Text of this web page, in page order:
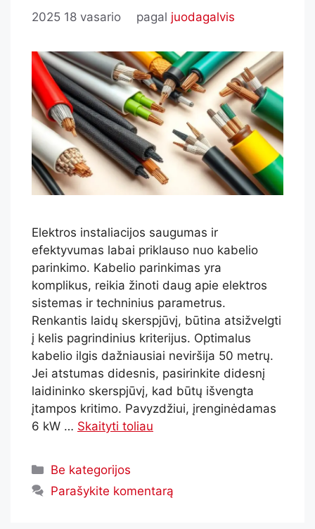
2025 18 vasario pagal juodagalvis
Elektros instaliacijos saugumas ir
efektyvumas labai priklauso nuo kabelio
parinkimo. Kabelio parinkimas yra
komplikus, reikia žinoti daug apie elektros
sistemas ir techninius parametrus.
Renkantis laidų skerspjūvį, būtina atsižvelgti
į kelis pagrindinius kriterijus. Optimalus
kabelio ilgis dažniausiai neviršija 50 metrų.
Jei atstumas didesnis, pasirinkite didesnį
laidininko skerspjūvį, kad būtų išvengta
įtampos kritimo. Pavyzdžiui, įrenginėdamas
6 kW … Skaityti toliau
Be kategorijos
Parašykite komentarą